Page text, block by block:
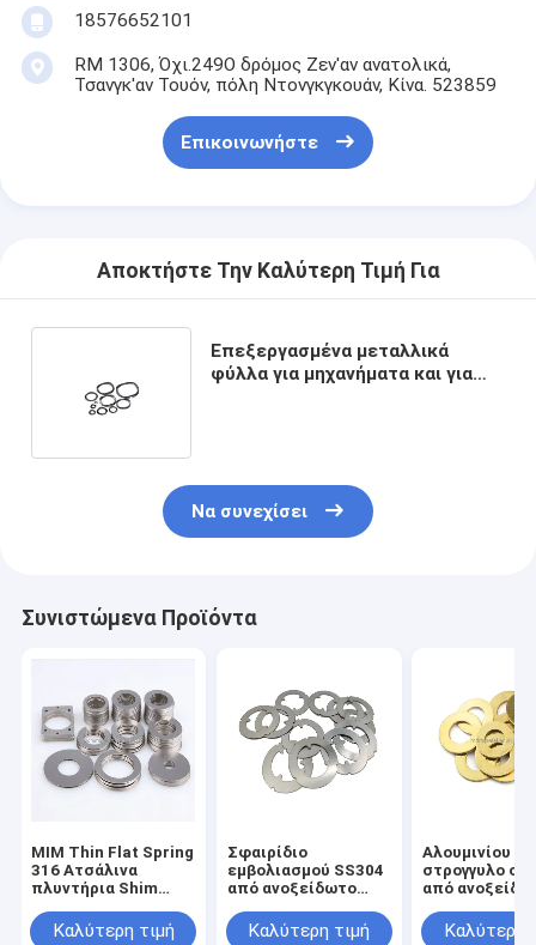
18576652101
RM 1306, Όχι.249Ο δρόμος Ζεν'αν ανατολικά,
Τσανγκ'αν Τουόν, πόλη Ντονγκγκουάν, Κίνα. 523859
Επικοινωνήστε
Αποκτήστε Την Καλύτερη Τιμή Για
Επεξεργασμένα μεταλλικά
φύλλα για μηχανήματα και για
Να συνεχίσει
Συνιστώμενα Προϊόντα
MIM Thin Flat Spring
316 Ατσάλινα
πλυντήρια Shim
Καλύτερη τιμή
Σφαιρίδιο
εμβολιασμού SS304
από ανοξείδωτο
Καλύτερη τιμή
Αλουμινίου
στρογγυλο
από
λεπτές
Καλύτερη